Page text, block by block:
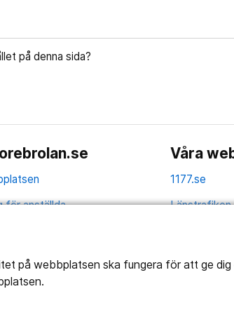
på webbplatsen ska fungera för att ge
på denna sida?
för anställda
tillgänglighet
Våra
1177.se
Länstrafiken